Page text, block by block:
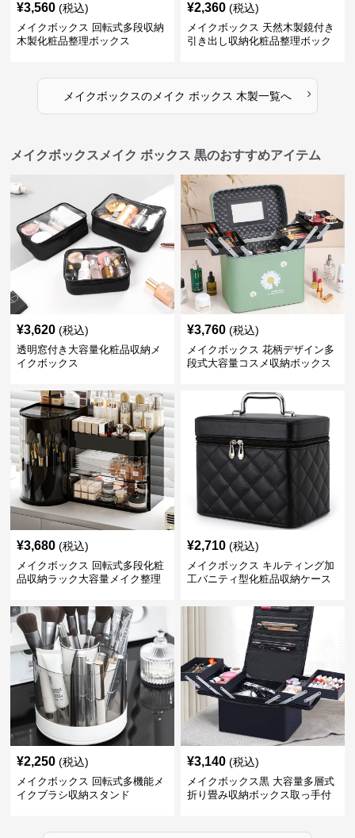
¥3,560 (税込)
メイクボックス 回転式多段収納
木製化粧品整理ボックス
¥2,360 (税込)
メイクボックス 天然木製鏡付き
引き出し収納化粧品整理ボック
メイクボックスのメイク ボックス 木製一覧へ ›
メイクボックスメイク ボックス 黒のおすすめアイテム
¥3,620 (税込)
透明窓付き大容量化粧品収納メ
イクボックス
¥3,760 (税込)
メイクボックス 花柄デザイン多
段式大容量コスメ収納ボックス
¥3,680 (税込)
メイクボックス 回転式多段化粧
品収納ラック大容量メイク整理
¥2,710 (税込)
メイクボックス キルティング加
工バニティ型化粧品収納ケース
¥2,250 (税込)
メイクボックス 回転式多機能メ
イクブラシ収納スタンド
¥3,140 (税込)
メイクボックス黒 大容量多層式
折り畳み収納ボックス取っ手付